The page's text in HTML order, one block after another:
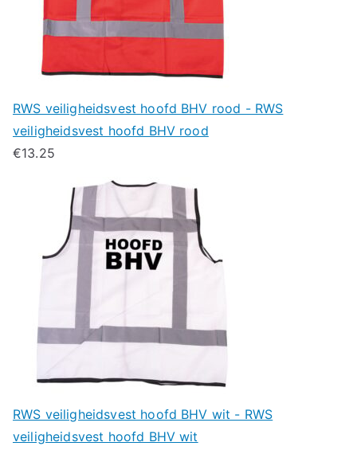
RWS veiligheidsvest hoofd BHV rood - RWS
veiligheidsvest hoofd BHV rood
€13.25
RWS veiligheidsvest hoofd BHV wit - RWS
veiligheidsvest hoofd BHV wit